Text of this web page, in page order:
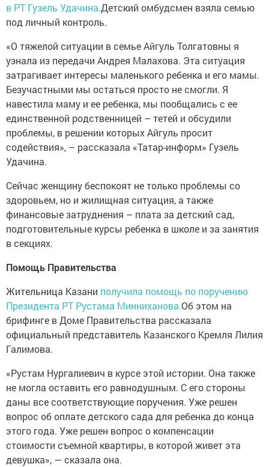
в РТ Гузель Удачина.Детский омбудсмен взяла семью
под личный контроль.
«О тяжелой ситуации в семье Айгуль Толгатовны я
узнала из передачи Андрея Малахова. Эта ситуация
затрагивает интересы маленького ребенка и его мамы.
Безучастными мы остаться просто не смогли. Я
навестила маму и ее ребенка, мы пообщались с ее
единственной родственницей – тетей и обсудили
проблемы, в решении которых Айгуль просит
содействия», – рассказала «Татар-информ» Гузель
Удачина.
Сейчас женщину беспокоят не только проблемы со
здоровьем, но и жилищная ситуация, а также
финансовые затруднения – плата за детский сад,
подготовительные курсы ребенка в школе и за занятия
в секциях.
Помощь Правительства
Жительница Казани получила помощь по поручению
Президента РТ Рустама Минниханова.Об этом на
брифинге в Доме Правительства рассказала
официальный представитель Казанского Кремля Лилия
Галимова.
«Рустам Нургалиевич в курсе этой истории. Она также
не могла оставить его равнодушным. С его стороны
даны все соответствующие поручения. Уже решен
вопрос об оплате детского сада для ребенка до конца
этого года. Уже решен вопрос о компенсации
стоимости съемной квартиры, в которой живет эта
девушка», — сказала она.